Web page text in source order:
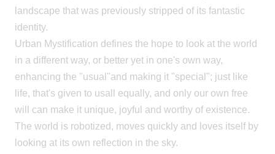
landscape that was previously stripped of its fantastic
identity.
Urban Mystification defines the hope to look at the world
in a different way, or better yet in one's own way,
enhancing the "usual"and making it "special"; just like
life, that's given to usall equally, and only our own free
will can make it unique, joyful and worthy of existence.
The world is robotized, moves quickly and loves itself by
looking at its own reflection in the sky.